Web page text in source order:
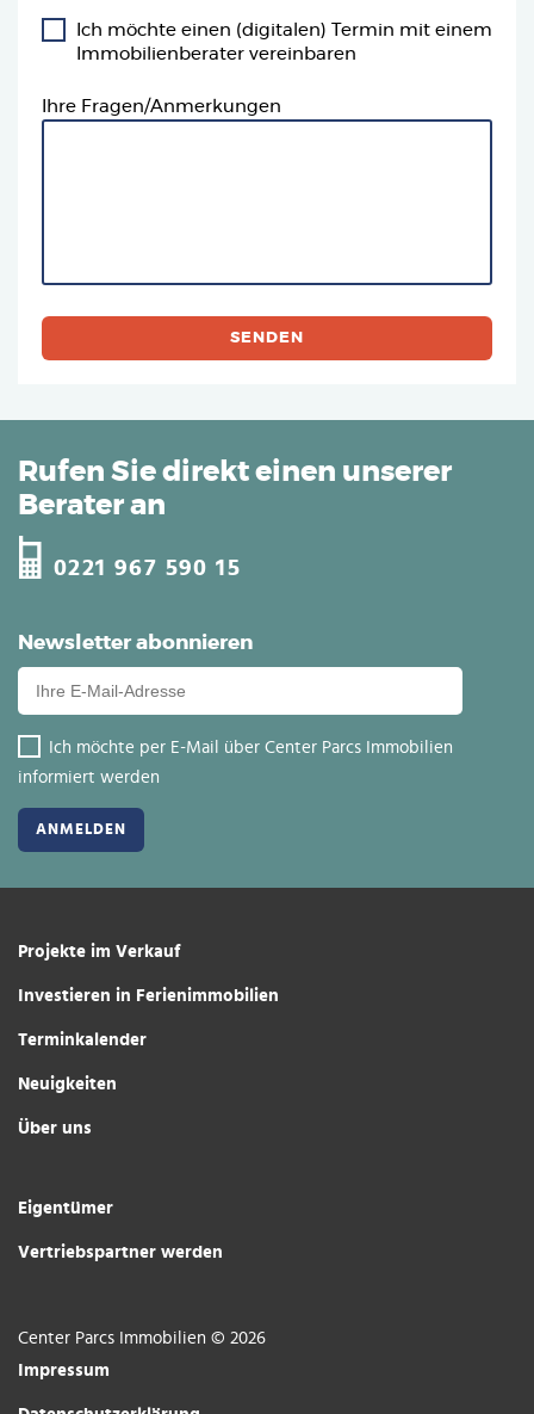
Ich möchte einen (digitalen) Termin mit einem
Immobilienberater vereinbaren
Ihre Fragen/Anmerkungen
Newsletter abonnieren
Ich möchte per E-Mail über Center Parcs Immobilien
informiert werden
Rufen Sie direkt einen unserer
Berater an
0221 967 590 15
Projekte im Verkauf
Investieren in Ferienimmobilien
Terminkalender
Neuigkeiten
Über uns
Eigentümer
Vertriebspartner werden
Center Parcs Immobilien © 2026
Impressum